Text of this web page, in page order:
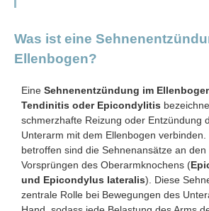
Was ist eine
Ellenbogen?
Eine Sehnenentzündung im
Tendinitis oder Epicondylitis
schmerzhafte Reizung oder Entzündung
Unterarm mit dem Ellenbogen verbinden.
betroffen sind die Sehnenansätze an den
Vorsprüngen des Oberarmknochens (
und Epicondylus lateralis). Diese
zentrale Rolle bei Bewegungen des